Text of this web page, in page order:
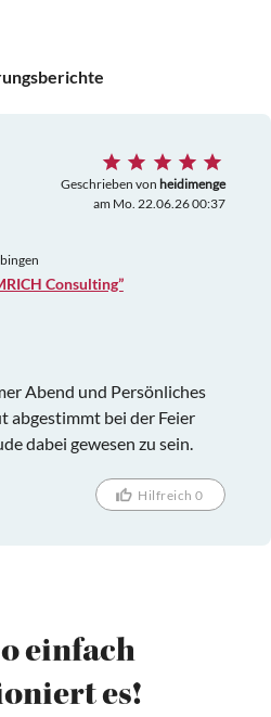
Geschrieben von heidimenge
am Mo. 22.06.26 00:37
Consulting”
Abend und Persönliches
abgestimmt bei der Feier
dabei gewesen zu sein.
Hilfreich 0
einfach
es!